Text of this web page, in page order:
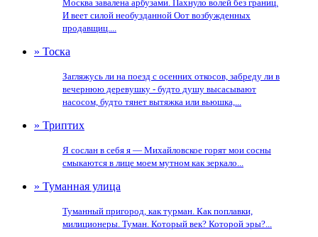
Москва завалена арбузами. Пахнуло волей без границ.
И веет силой необузданной Оот возбужденных
продавщиц....
» Тоска
Загляжусь ли на поезд с осенних откосов, забреду ли в
вечернюю деревушку - будто душу высасывают
насосом, будто тянет вытяжка или вьюшка,...
» Триптих
Я сослан в себя я — Михайловское горят мои сосны
смыкаются в лице моем мутном как зеркало...
» Туманная улица
Туманный пригород, как турман. Как поплавки,
милиционеры. Туман. Который век? Которой эры?...